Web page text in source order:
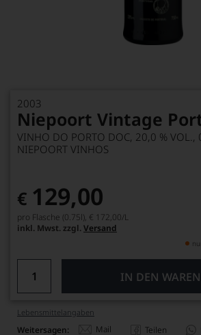
2003
Niepoort Vintage
VINHO DO PORTO DOC, 20,0 % VOL.,
NIEPOORT VINHOS
€ 129,00
pro Flasche (0.75l), € 172,00/L
inkl. Mwst. zzgl. Versand
IN DEN
Lebensmittel­angaben
Weitersagen: Mail Teilen